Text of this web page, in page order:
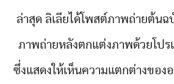
ล่าสุด ลิเลียได้โพสต์ภาพถ่ายต้น
ภาพถ่ายหลังตกแต่งภาพด้วยโปร
ซึ่งแสดงให้เห็นความแตกต่างของ